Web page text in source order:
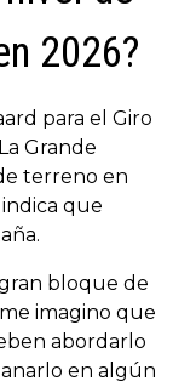
2026?
para el Giro
Grande
terreno en
que
bloque de
imagino que
abordarlo
en algún